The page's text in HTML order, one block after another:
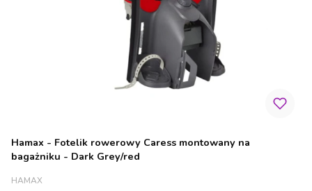
Hamax - Fotelik rowerowy Caress montowany na
bagażniku - Dark Grey/red
PRODUCENT
HAMAX